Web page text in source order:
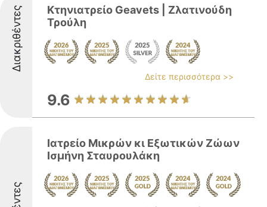
Διακριθέντες
Κτηνιατρείο Geavets | Ζλατινούδη
Τρούλη
Δείτε περισσότερα >>
9.6
Ιατρείο Μικρών κι Εξωτικών Ζώων
Ισμήνη Σταυρουλάκη